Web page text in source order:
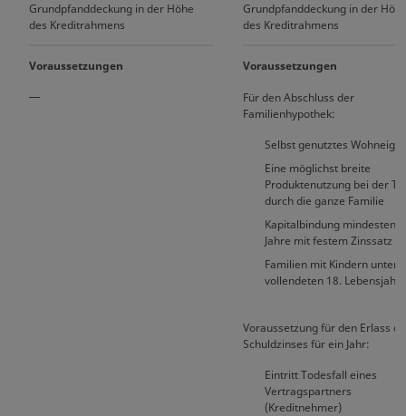
Grundpfanddeckung in der Höhe
des Kreditrahmens
Grundpfanddeckung in der
des Kreditrahmens
Voraussetzungen Voraussetzungen
Für den Abschluss der
Familienhypothek:
Selbst genutztes
Eine möglichst breite
Produktenutzung bei der
durch die ganze Familie
Kapitalbindung mindestens
Jahre mit festem Zinssatz
Familien mit Kindern unter
vollendeten 18. Lebensjahr
Voraussetzung für den Erlass
Schuldzinses für ein Jahr:
Eintritt Todesfall eines
Vertragspartners
(Kreditnehmer)